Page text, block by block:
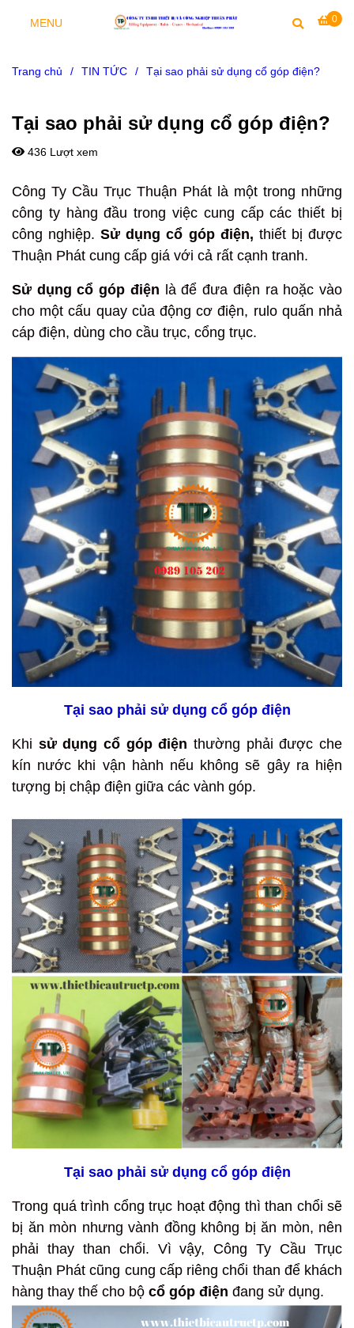
0
MENU
Trang chủ / TIN TỨC / Tại sao phải sử dụng cổ góp điện?
Tại sao phải sử dụng cổ góp điện?
436 Lượt xem
Công Ty Cầu Trục Thuận Phát là một trong những
công ty hàng đầu trong việc cung cấp các thiết bị
công nghiệp.Sử dụng cổ góp điện, thiết bị được
Thuận Phát cung cấp giá với cả rất cạnh tranh.
Sử dụng cổ góp điện là để đưa điện ra hoặc vào
cho một cấu quay của động cơ điện, rulo quấn nhả
cáp điện, dùng cho cầu trục, cổng trục.
Tại sao phải sử dụng cổ góp điện
Khi sử dụng cổ góp điện thường phải được che
kín nước khi vận hành nếu không sẽ gây ra hiện
tượng bị chập điện giữa các vành góp.
Tại sao phải sử dụng cổ góp điện
Trong quá trình cổng trục hoạt động thì than chổi sẽ
bị ăn mòn nhưng vành đồng không bị ăn mòn, nên
phải thay than chổi. Vì vậy, Công Ty Cầu Trục
Thuận Phát cũng cung cấp riêng chổi than để khách
hàng thay thế cho bộ cổ góp điện đang sử dụng.